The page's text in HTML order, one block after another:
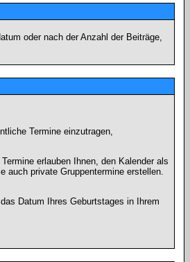
oder nach der Anzahl der Beiträge,
Termine einzutragen,
erlauben Ihnen, den Kalender als
auch private Gruppentermine erstellen.
Datum Ihres Geburtstages in Ihrem